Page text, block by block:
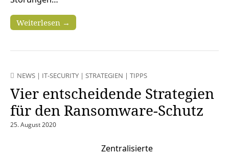
Weiterlesen →
NEWS | IT-SECURITY | STRATEGIEN | TIPPS
Vier entscheidende Strategien
für den Ransomware-Schutz
25. August 2020
Zentralisierte